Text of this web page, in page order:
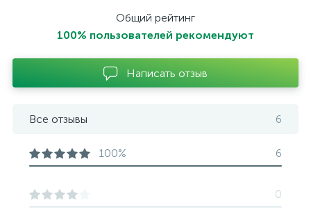
Общий рейтинг
100% пользователей рекомендуют
Написать отзыв
Все отзывы 6
100% 6
0